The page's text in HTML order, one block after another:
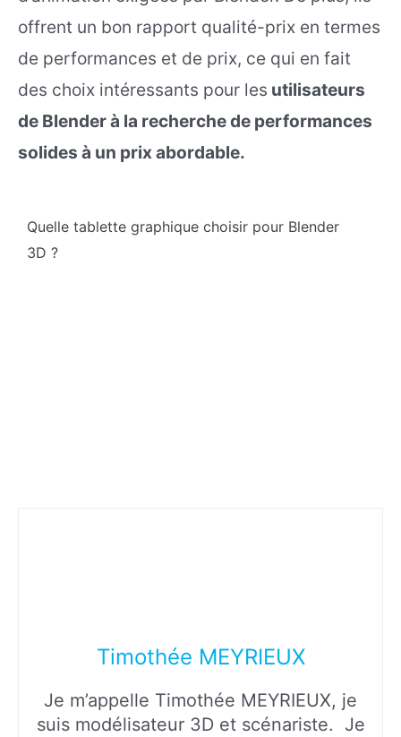
offrent un bon rapport qualité-prix en termes
de performances et de prix, ce qui en fait
des choix intéressants pour les utilisateurs
de Blender à la recherche de performances
solides à un prix abordable.
Quelle tablette graphique choisir pour Blender
3D ?
Timothée MEYRIEUX
Je m’appelle Timothée MEYRIEUX, je
suis modélisateur 3D et scénariste. Je